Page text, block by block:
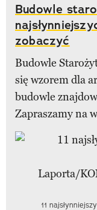
Budowle
zobaczyć
Budowle
się wzorem dla
budowle
Zapraszamy na
11